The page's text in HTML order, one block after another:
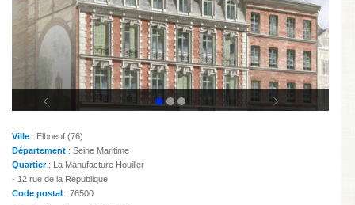
Ville : Elboeuf (76)
Département : Seine Maritime
Quartier: La Manufacture Houiller
- 12 rue de la République
Code postal : 76500